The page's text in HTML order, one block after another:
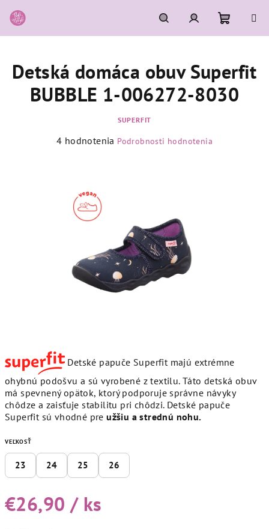
na
obsah
HľadaťPrihlásenie
košík
Detské papuče Superfit majú extrémne
ohybnú podošvu a sú vyrobené z textilu. Táto detská obuv
má spevnený opätok, ktorý podporuje správne návyky
chôdze a zaisťuje stabilitu pri chôdzi. Detské papuče
Superfit sú vhodné pre užšiu a strednú nohu.
VEĽKOSŤ
23 24 25 26
€26,90 / ks
Detská domáca obuv Superfit
BUBBLE 1-006272-8030
SUPERFIT
Priemerné
hviezdičiek.
4 hodnotenia Podrobnosti hodnotenia